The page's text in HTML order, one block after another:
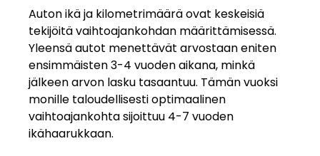
Auton ikä ja kilometrimäärä ovat keskeisiä
tekijöitä vaihtoajankohdan määrittämisessä.
Yleensä autot menettävät arvostaan eniten
ensimmäisten 3-4 vuoden aikana, minkä
jälkeen arvon lasku tasaantuu. Tämän vuoksi
monille taloudellisesti optimaalinen
vaihtoajankohta sijoittuu 4-7 vuoden
ikähaarukkaan.